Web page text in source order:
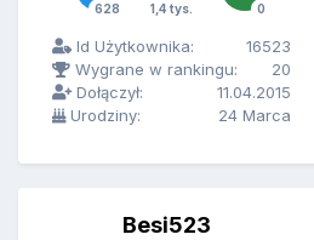
628 1,4 tys. 0
Id Użytkownika:
16523
Wygrane w rankingu:
20
Dołączył:
11.04.2015
Urodziny:
24 Marca
Besi523